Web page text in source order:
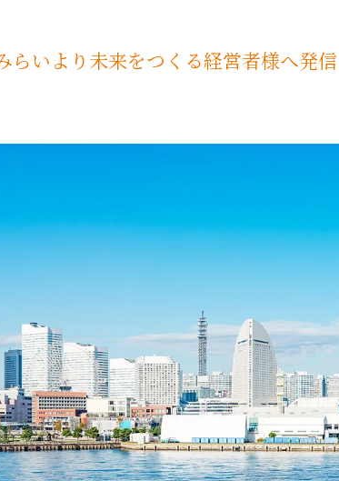
いより未来をつくる経営者様へ発信